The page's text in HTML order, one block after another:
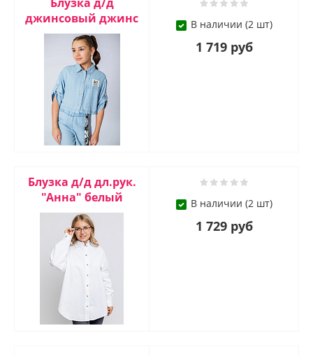
джинсовый джинс
В наличии (2 шт)
1 719 руб
Блузка д/д дл.рук.
"Анна" белый
В наличии (2 шт)
1 729 руб